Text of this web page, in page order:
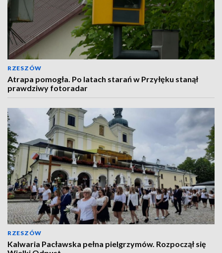
RZESZÓW
Atrapa pomogła. Po latach starań w Przyłęku stanął
prawdziwy fotoradar
RZESZÓW
Kalwaria Pacławska pełna pielgrzymów. Rozpoczął się